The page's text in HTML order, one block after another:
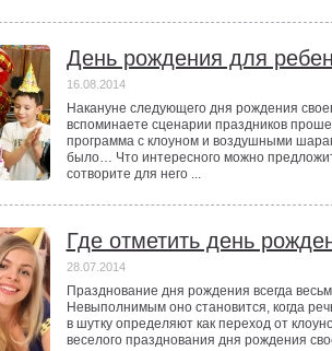
День рождения для
16.08.2014
Накануне следующего дня рождения
вспоминаете сценарии праздников
программа с клоуном и воздушными
было… Что интересного можно
сотворите для него ...
Где отметить день
28.07.2014
Празднование дня рождения всегда
Невыполнимым оно становится, когда
в шутку определяют как переход от
веселого празднования дня рождения